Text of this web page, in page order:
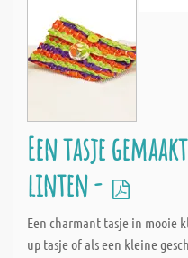
Een tasje
linten -
Een charmant tasje in mooie
up tasje of als een kleine